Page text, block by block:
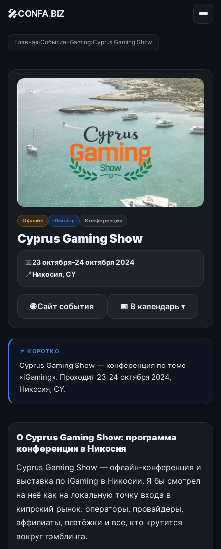
🎤CONFA.BIZ
Главная›События›iGaming›Cyprus Gaming Show
Офлайн iGaming Конференция
Cyprus Gaming Show
📅23 октября–24 октября 2024
📍Никосия, CY
🌐 Сайт события 📅 В календарь ▾
📌 КОРОТКО
Cyprus Gaming Show — конференция по теме
«iGaming». Проходит 23-24 октября 2024,
Никосия, CY.
О Cyprus Gaming Show: программа
конференции в Никосия
Cyprus Gaming Show — офлайн-конференция и
выставка по iGaming в Никосии. Я бы смотрел
на неё как на локальную точку входа в
кипрский рынок: операторы, провайдеры,
аффилиаты, платёжки и все, кто крутится
вокруг гэмблинга.